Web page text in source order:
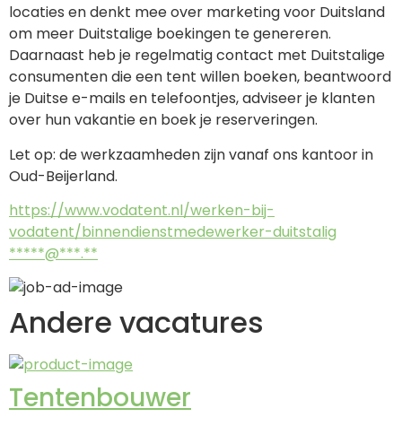
locaties en denkt mee over marketing voor Duitsland
om meer Duitstalige boekingen te genereren.
Daarnaast heb je regelmatig contact met Duitstalige
consumenten die een tent willen boeken, beantwoord
je Duitse e-mails en telefoontjes, adviseer je klanten
over hun vakantie en boek je reserveringen.
Let op: de werkzaamheden zijn vanaf ons kantoor in
Oud-Beijerland.
https://www.vodatent.nl/werken-bij-
vodatent/binnendienstmedewerker-duitstalig
*****@***.**
Andere vacatures
Tentenbouwer